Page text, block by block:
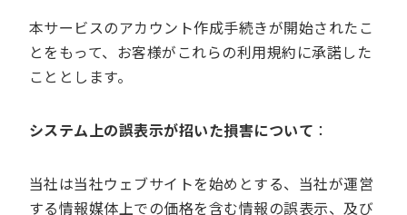
本サービスのアカウント作成手続きが開始されたこ
とをもって、お客様がこれらの利用規約に承諾した
こととします。
システム上の誤表示が招いた損害について ：
当社は当社ウェブサイトを始めとする、当社が運営
する情報媒体上での価格を含む情報の誤表示、及び